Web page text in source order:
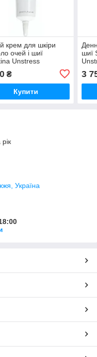
крем для шкіри
очей і шиї
Unstress
Night Cream
30 мл
₴
Купити
шиї
мл
3
Україна